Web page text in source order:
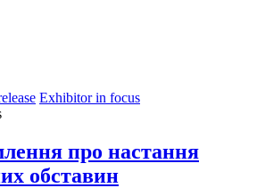
Exhibitor in focus
про настання
обставин